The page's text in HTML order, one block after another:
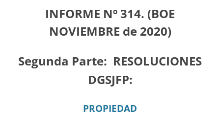
INFORME Nº 314. (BOE
NOVIEMBRE de 2020)
Segunda Parte: RESOLUCIONES
DGSJFP:
PROPIEDAD